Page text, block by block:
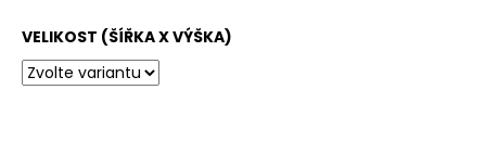
VELIKOST (ŠÍŘKA X VÝŠKA)
D
o